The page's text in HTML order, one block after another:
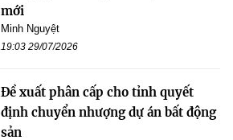
mới
Minh Nguyệt
19:03 29/07/2026
Đề xuất phân cấp cho tỉnh quyết
định chuyển nhượng dự án bất động
sản